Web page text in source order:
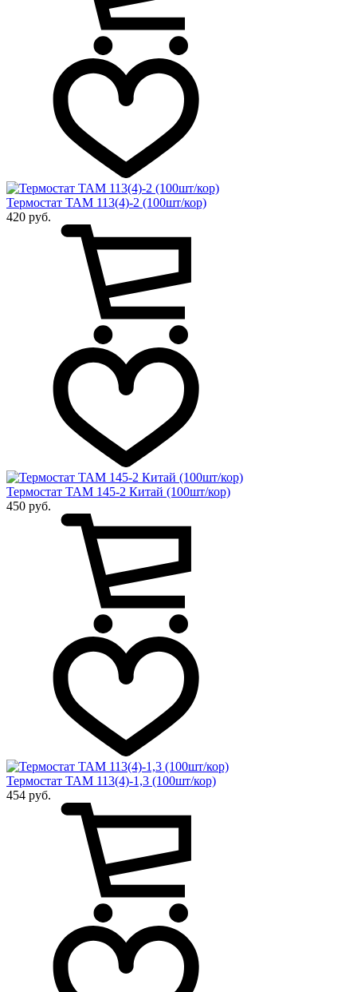
Термостат ТАМ 113(4)-2 (100шт/кор)
420 руб.
Термостат ТАМ 145-2 Китай (100шт/кор)
450 руб.
Термостат ТАМ 113(4)-1,3 (100шт/кор)
454 руб.